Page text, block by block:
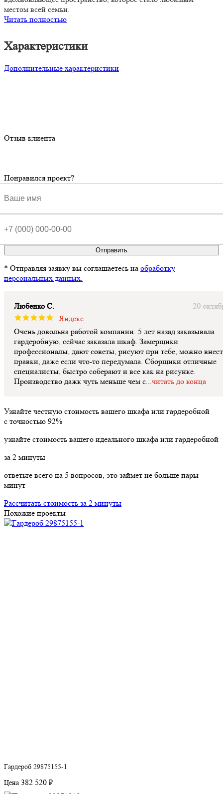
местом всей семьи.
Читать полностью
Характеристики
Дополнительные характеристики
Отзыв клиента
Понравился проект?
Отправить
* Отправляя заявку вы соглашаетесь на обработку
персональных данных.
Любенко С.
20
Яндекс
Очень довольна работой компании. 5 лет назад заказывала
гардеробную, сейчас заказала шкаф. Замерщики
профессионалы, дают советы, рисуют при тебе, можно
правки, даже если что-то передумала. Сборщики отличные
специалисты, быстро соберают и все как на рисунке.
Производство дажк чуть меньше чем с...читать до конца
Узнайте честную стоимость вашего шкафа или гардеробной
с точностью 92%
узнайте стоимость вашего идеального шкафа или гардеробной
за 2 минуты
ответьте всего на 5 вопросов, это займет не больше пары
минут
Рассчитать стоимость за 2 минуты
Похожие проекты
Гардероб 29875155-1
Цена 382 520 ₽